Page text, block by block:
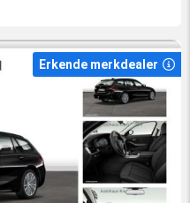
Erkende merkdealer